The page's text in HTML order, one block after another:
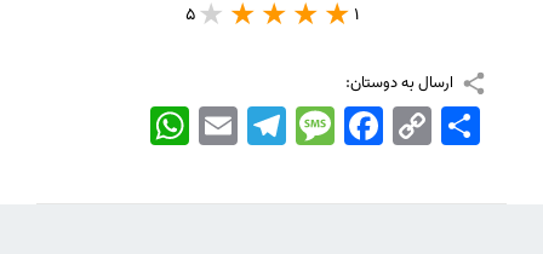
1
5
ارسال به دوستان:
WhatsApp EmailTelegramMessageFacebook Copy
Link
اشتراک